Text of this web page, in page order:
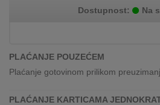
Dostupnost: Na
PLAĆANJE POUZEĆEM
Plaćanje gotovinom prilikom
PLAĆANJE KARTICAMA